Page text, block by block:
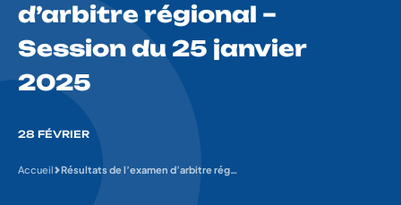
d’arbitre régional –
Session du 25 janvier
2025
28 FÉVRIER
Accueil Résultats de l’examen d’arbitre régional – Session du 25 janvier 2025